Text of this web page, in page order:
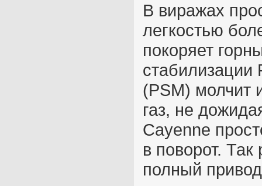
В виражах
легкостью
покоряет
стабилизации
(PSM) молчит
газ, не
Cayenne
в поворот.
полный